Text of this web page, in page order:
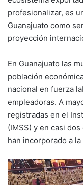
profesionalizar, es
Guanajuato como
proyección
En Guanajuato las
población
nacional en fuerza
empleadoras. A
registradas en el
(IMSS) y en casi
han incorporado a